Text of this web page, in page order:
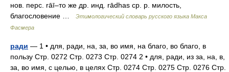
нов. перс. rāī–то же др. инд. rādhas ср. р. милость,
благословение …
Этимологический словарь русского языка Макса
Фасмера
ради — 1 • для, ради, на, за, во имя, на благо, во благо, в
пользу Стр. 0272 Стр. 0273 Стр. 0274 2 • для, ради, из за, на, в,
за, во имя, с целью, в целях Стр. 0274 Стр. 0275 Стр. 0276 Стр.